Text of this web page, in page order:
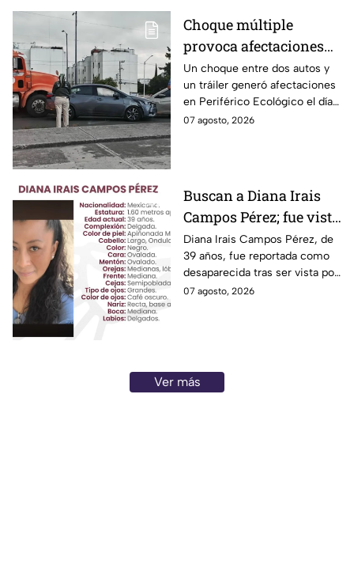
las también morenistas
Nayeli Salvatori y
Grace Palomares
en Palestina. Tras la polémica y
el rechazo, el mandatario tuvo
que salir a pedir disculpas…
pero la pregunta es: ¿Basta
con decir “me equivoqué”
cada vez que una declaración
genera indignación?
Choque múltiple
provoca afectaciones
en Periférico Ecológico
hoy viernes
Un choque entre dos autos y
un tráiler generó afectaciones
en Periférico Ecológico el día
de hoy, con dirección a la 24
07 agosto, 2026
Buscan a Diana Irais
Campos Pérez; fue vista
por última vez en la
ciudad de Puebla
Diana Irais Campos Pérez, de
39 años, fue reportada como
desaparecida tras ser vista por
última vez el 6 de agosto en
07 agosto, 2026
Ver más